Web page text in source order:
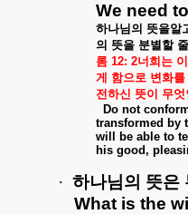
We need
하나님의 뜻을알
의 뜻을 분별할 줄
롬 12: 2너희는 이
게 함으로 변화를
전하신 뜻이 무엇
Do not
transformed by
will be able to
his good,
· 하나님의 뜻은
What is the